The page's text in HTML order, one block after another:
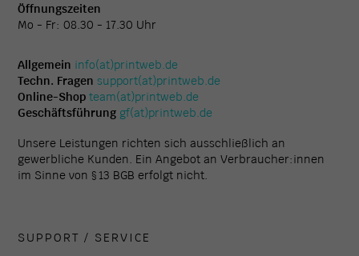
Öffnungszeiten
Mo - Fr: 08.30 - 17.30 Uhr
Allgemein info(at)printweb.de
Techn. Fragen support(at)printweb.de
Online-Shop team(at)printweb.de
Geschäftsführung gf(at)printweb.de
Unsere Leistungen richten sich ausschließlich an
gewerbliche Kunden. Ein Angebot an Verbraucher:innen
im Sinne von § 13 BGB erfolgt nicht.
SUPPORT / SERVICE